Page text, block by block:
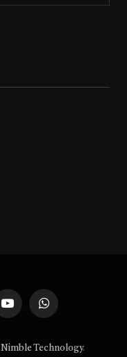
YouTubeWhatsApp
Nimble Technology.